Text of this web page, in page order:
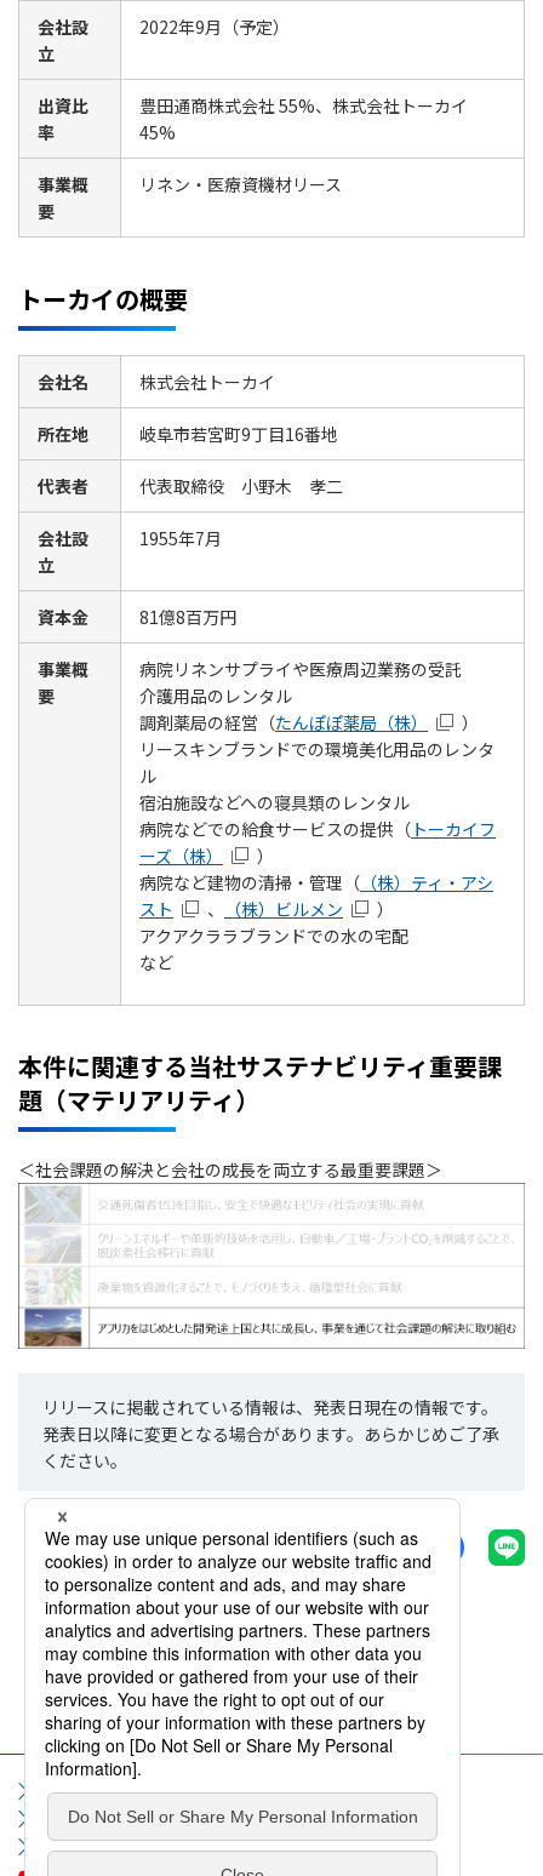
会社設
立
2022年9月（予定）
出資比
率
豊田通商株式会社 55%、株式会社トーカイ
45%
事業概
要
リネン・医療資機材リース
トーカイの概要
会社名 株式会社トーカイ
所在地 岐阜市若宮町9丁目16番地
代表者 代表取締役 小野木 孝二
会社設
立
1955年7月
資本金 81億8百万円
事業概
要
病院リネンサプライや医療周辺業務の受託
介護用品のレンタル
調剤薬局の経営（たんぽぽ薬局（株）
）
リースキンブランドでの環境美化用品のレンタ
ル
宿泊施設などへの寝具類のレンタル
病院などでの給食サービスの提供（ トーカイフ
ーズ（株）
）
病院など建物の清掃・管理（ （株）ティ・アシ
スト
、 （株）ビルメン
）
アクアクララブランドでの水の宅配
など
本件に関連する当社サステナビリティ重要課
題（マテリアリティ）
＜社会課題の解決と会社の成長を両立する最重要課題＞
リリースに掲載されている情報は、発表日現在の情報です。
発表日以降に変更となる場合があります。あらかじめご了承
ください。
シェアする
一覧へ戻る
サイトマップ サイト利用規約
個人情報保護方針
ソーシャルメディア利用規約
情報セキュリティポリシー
お問い合わせ
よくいただくご質問